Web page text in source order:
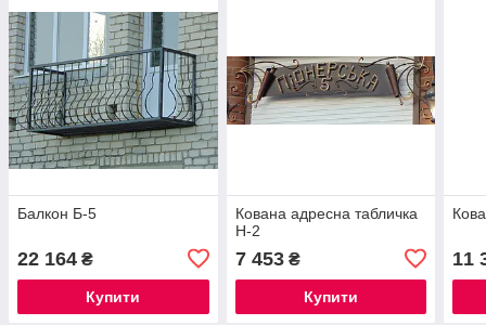
Балкон Б-5
22 164 ₴
Купити
Кована адресна табличка
Н-2
7 453₴
Купити
11